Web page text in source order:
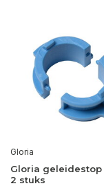
Gloria
Gloria geleidestop
2 stuks